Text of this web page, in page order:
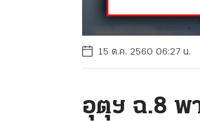
15 ต.ค. 2560 06:27 น.
อุตุฯ ฉ.8 พ